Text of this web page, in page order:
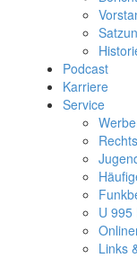
Podcast
Karriere
Service
U 995
Links